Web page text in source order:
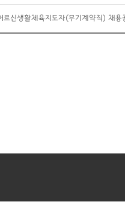
르신생활체육지도자(무기계약직) 채용